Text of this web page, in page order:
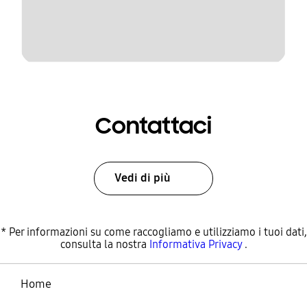
Contattaci
Vedi di più
* Per informazioni su come raccogliamo e utilizziamo i tuoi dati,
consulta la nostra Informativa Privacy.
Home